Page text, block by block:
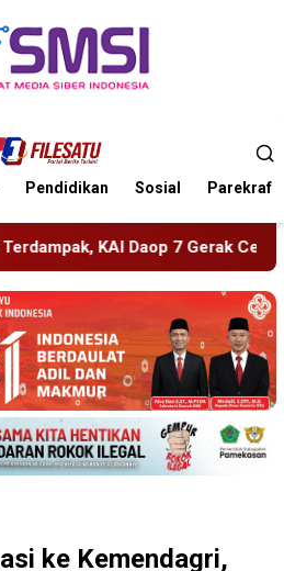
Pendidikan Sosial Parekraf
Layanan PMR Wira
ke Kemendagri,